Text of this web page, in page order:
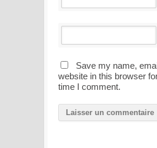
Save my name,
website in this browser
time I comment.